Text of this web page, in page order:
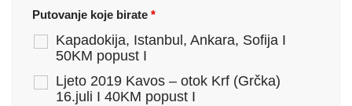
Putovanje koje birate *
Kapadokija, Istanbul, Ankara, Sofija I
50KM popust I
Ljeto 2019 Kavos – otok Krf (Grčka)
16.juli I 40KM popust I